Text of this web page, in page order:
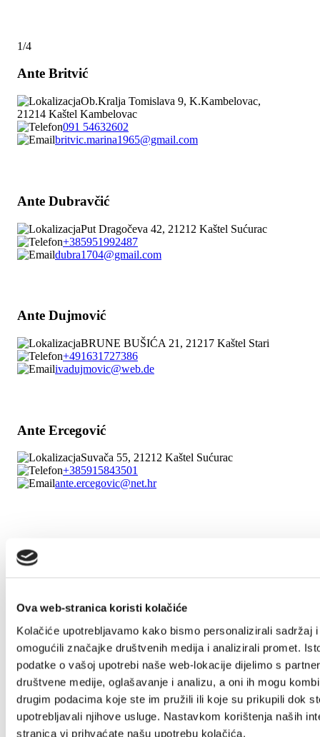
Ova web-stranica koristi kolačiće
Kolačiće upotrebljavamo kako bismo personalizirali sadržaj
omogućili značajke društvenih medija i analizirali promet.
podatke o vašoj upotrebi naše web-lokacije dijelimo s
društvene medije, oglašavanje i analizu, a oni ih mogu
drugim podacima koje ste im pružili ili koje su prikupili dok
upotrebljavali njihove usluge. Nastavkom korištenja naših
stranica vi prihvaćate našu upotrebu kolačića.
1/4
Ante Britvić
Ob.Kralja Tomislava 9, K.Kambelovac,
21214 Kaštel Kambelovac
091 54632602
britvic.marina1965@gmail.com
Ante Dubravčić
Put Dragočeva 42, 21212 Kaštel Sućurac
+385951992487
dubra1704@gmail.com
Ante Dujmović
BRUNE BUŠIĆA 21, 21217 Kaštel Stari
+491631727386
ivadujmovic@web.de
Ante Ercegović
Suvača 55, 21212 Kaštel Sućurac
+385915843501
ante.ercegovic@net.hr
Ante Jerić
+38521234067
primal.trade@gmail.com
Ante Karanušić
Put Kruševika 59, 21214 Kaštel
Kambelovac